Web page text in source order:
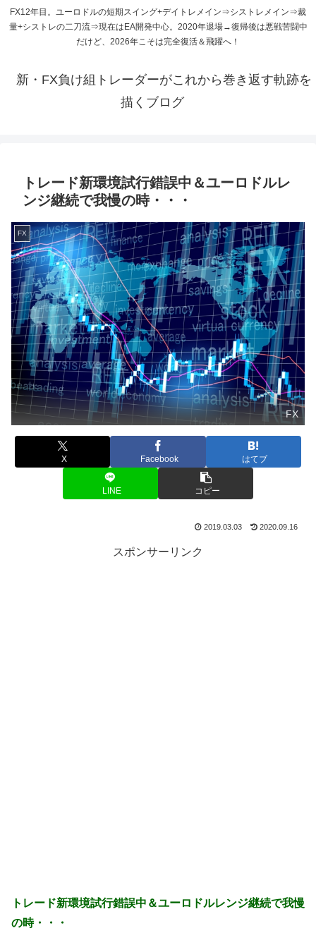
FX12年目。ユーロドルの短期スイング+デイトレメイン⇒シストレメイン⇒裁
量+シストレの二刀流⇒現在はEA開発中心。2020年退場→復帰後は悪戦苦闘中
だけど、2026年こそは完全復活＆飛躍へ！
新・FX負け組トレーダーがこれから巻き返す軌跡を
描くブログ
トレード新環境試行錯誤中＆ユーロドルレ
ンジ継続で我慢の時・・・
FX
FX
X Facebook はてブ
LINE コピー
2019.03.03 2020.09.16
スポンサーリンク
トレード新環境試行錯誤中＆ユーロドルレンジ継続で我慢
の時・・・